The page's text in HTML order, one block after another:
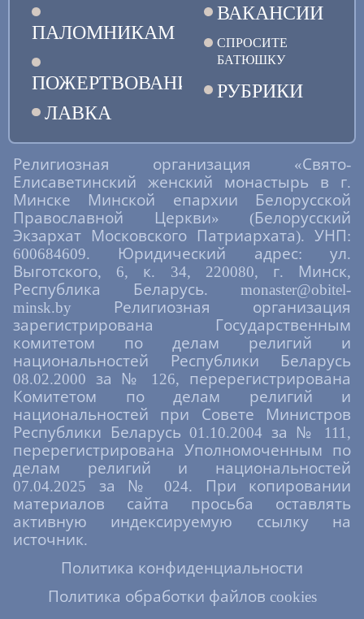
ПАЛОМНИКАМ
ПОЖЕРТВОВАНИЯ
ЛАВКА
ВАКАНСИИ
СПРОСИТЕ
БАТЮШКУ
РУБРИКИ
Религиозная организация «Свято-
Елисаветинский женский монастырь в г.
Минске Минской епархии Белорусской
Православной Церкви» (Белорусский
Экзархат Московского Патриархата). УНП:
600684609. Юридический адрес: ул.
Выготского, 6, к. 34, 220080, г. Минск,
Республика Беларусь. monaster@obitel-
minsk.by Религиозная организация
зарегистрирована Государственным
комитетом по делам религий и
национальностей Республики Беларусь
08.02.2000 за № 126, перерегистрирована
Комитетом по делам религий и
национальностей при Совете Министров
Республики Беларусь 01.10.2004 за № 111,
перерегистрирована Уполномоченным по
делам религий и национальностей
07.04.2025 за № 024. При копировании
материалов сайта просьба оставлять
активную индексируемую ссылку на
источник.
Политика конфиденциальности
Политика обработки файлов cookies